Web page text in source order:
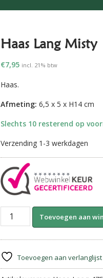
Haas Lang
€7,95 incl. 21% btw
Haas.
Afmeting: 6,5 x 5 x H14 cm
Slechts 10 resterend op
Verzending 1-3 werkdagen
Haas
14
cm
Toevoegen aan
Toevoegen aan verlanglijst